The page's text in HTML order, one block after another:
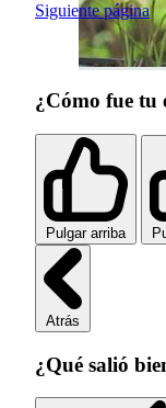
Siguiente página
¿Cómo fue tu
Pulgar arriba
Atrás
¿Qué salió